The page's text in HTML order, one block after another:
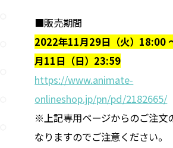
■販売期間
2022年11月29日（火）18:00
月11日（日）23:59
https://www.animate-
onlineshop.jp/pn/pd/2182665/
※上記専用ページからのご注文
なりますのでご注意ください。